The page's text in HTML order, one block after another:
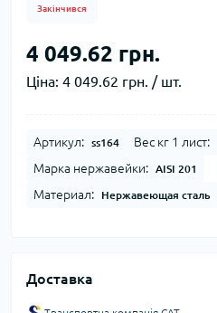
Закінчився
4 049.62 грн.
Ціна: 4 049.62 грн. / шт.
Артикул: ss164 Вес кг 1 лист:
Марка нержавейки: AISI 201
Материал: Нержавеющая сталь
Доставка